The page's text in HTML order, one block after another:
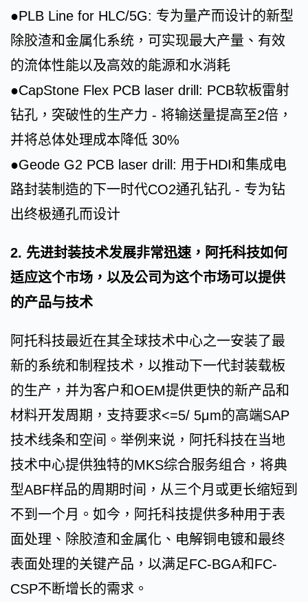
●PLB Line for HLC/5G: 专为量产而设计的新型
除胶渣和金属化系统，可实现最大产量、有效
的流体性能以及高效的能源和水消耗
●CapStone Flex PCB laser drill: PCB软板雷射
钻孔，突破性的生产力 - 将输送量提高至2倍，
并将总体处理成本降低 30%
●Geode G2 PCB laser drill: 用于HDI和集成电
路封装制造的下一时代CO2通孔钻孔 - 专为钻
出终极通孔而设计
2. 先进封装技术发展非常迅速，阿托科技如何
适应这个市场，以及公司为这个市场可以提供
的产品与技术
阿托科技最近在其全球技术中心之一安装了最
新的系统和制程技术，以推动下一代封装载板
的生产，并为客户和OEM提供更快的新产品和
材料开发周期，支持要求<=5/ 5μm的高端SAP
技术线条和空间。举例来说，阿托科技在当地
技术中心提供独特的MKS综合服务组合，将典
型ABF样品的周期时间，从三个月或更长缩短到
不到一个月。如今，阿托科技提供多种用于表
面处理、除胶渣和金属化、电解铜电镀和最终
表面处理的关键产品，以满足FC-BGA和FC-
CSP不断增长的需求。